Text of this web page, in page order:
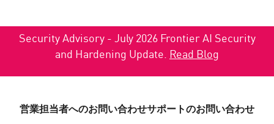
Security Advisory - July 2026 Frontier AI Security
and Hardening Update. Read Blog
営業担当者へのお問い合わせサポートのお問い合わせ